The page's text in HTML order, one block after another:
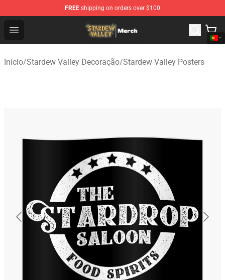
FREE shipping on orders over $100
Open menu
Stardew Valley Store - Official Stardew Valley
Início/Stardew Valley Decoração/Stardew Valley Posters